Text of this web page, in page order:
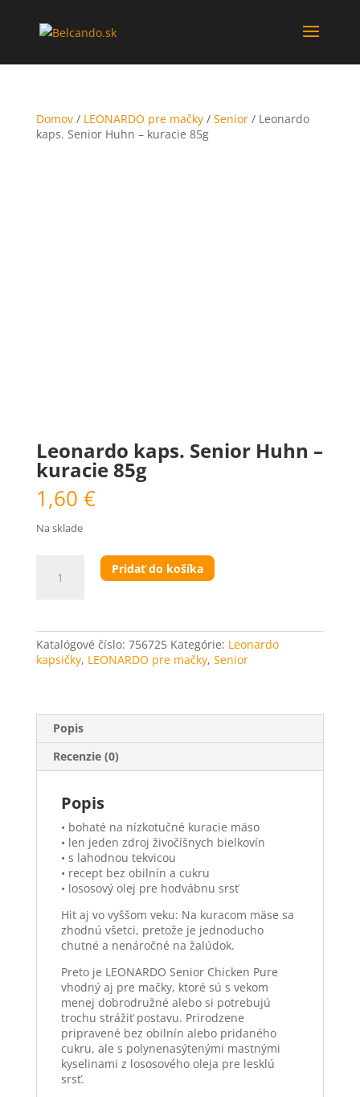
Domov/ LEONARDO pre mačky/ Senior/ Leonardo
kaps. Senior Huhn – kuracie 85g
Leonardo kaps. Senior Huhn –
kuracie 85g
1,60 €
Na sklade
Leonardo
-
kuracie
85g
Pridať do košíka
Katalógové číslo: 756725 Kategórie: Leonardo
kapsičky, LEONARDO pre mačky, Senior
Popis
Recenzie (0)
Popis
• bohaté na nízkotučné kuracie mäso
• len jeden zdroj živočíšnych bielkovín
• s lahodnou tekvicou
• recept bez obilnín a cukru
• lososový olej pre hodvábnu srsť
Hit aj vo vyššom veku: Na kuracom mäse sa
zhodnú všetci, pretože je jednoducho
chutné a nenáročné na žalúdok.
Preto je LEONARDO Senior Chicken Pure
vhodný aj pre mačky, ktoré sú s vekom
menej dobrodružné alebo si potrebujú
trochu strážiť postavu. Prirodzene
pripravené bez obilnín alebo pridaného
cukru, ale s polynenasýtenými mastnými
kyselinami z lososového oleja pre lesklú
srsť.